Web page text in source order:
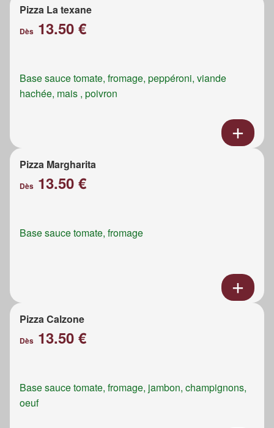
Pizza La texane
Dès 13.50 €
Base sauce tomate, fromage, peppéroni, viande
hachée, mais , poivron
Pizza Margharita
Dès 13.50 €
Base sauce tomate, fromage
Pizza Calzone
Dès 13.50 €
Base sauce tomate, fromage, jambon, champignons,
oeuf